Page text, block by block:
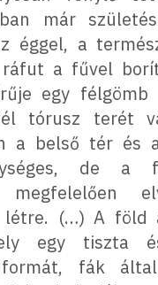
már
éggel, a
ráfut a fűvel
egy
tórusz terét
a belső tér és
de a
megfelelően
létre. (…) A föld
egy tiszta
fák